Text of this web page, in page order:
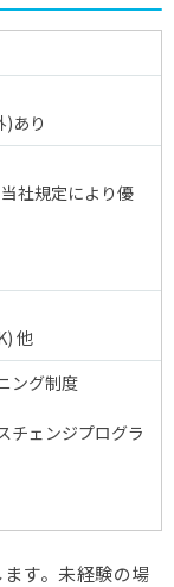
あり
社規定により優
他
ング制度
チェンジプログラ
ます。未経験の場